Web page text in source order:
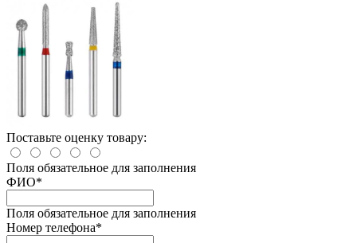
Поставьте оценку товару:
Поля обязательное для заполнения
ФИО*
Поля обязательное для заполнения
Номер телефона*